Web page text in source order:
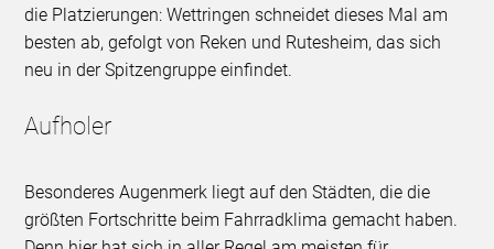
die Platzierungen: Wettringen schneidet dieses Mal am
besten ab, gefolgt von Reken und Rutesheim, das sich
neu in der Spitzengruppe einfindet.
Aufholer
Besonderes Augenmerk liegt auf den Städten, die die
größten Fortschritte beim Fahrradklima gemacht haben.